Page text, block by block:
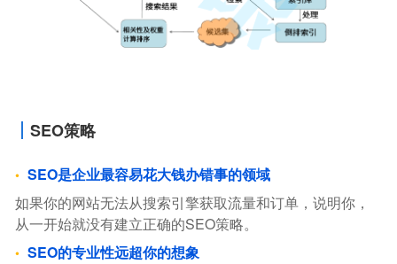
SEO策略
SEO是企业最容易花大钱办错事的领域
如果你的网站无法从搜索引擎获取流量和订单，说明你，
从一开始就没有建立正确的SEO策略。
SEO的专业性远超你的想象